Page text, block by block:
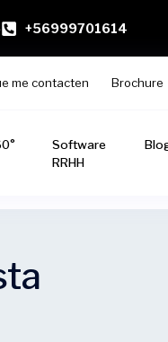
+56999701614
me contacten Brochure
Software
RRHH